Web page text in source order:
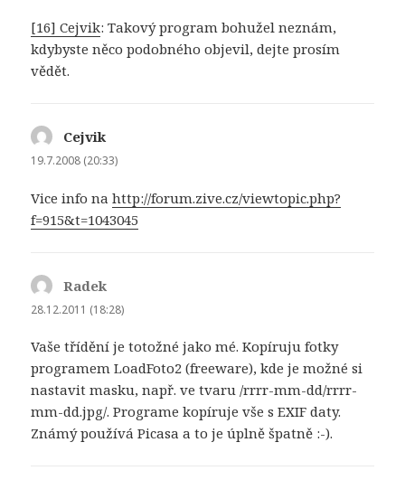
[16] Cejvik: Takový program bohužel neznám,
kdybyste něco podobného objevil, dejte prosím
vědět.
Cejviknapsal:
19.7.2008 (20:33)
Vice info nahttp://forum.zive.cz/viewtopic.php?
f=915&t=1043045
Radek
28.12.2011 (18:28)
Vaše třídění je totožné jako mé. Kopíruju fotky
programem LoadFoto2 (freeware), kde je možné si
nastavit masku, např. ve tvaru /rrrr-mm-dd/rrrr-
mm-dd.jpg/. Programe kopíruje vše s EXIF daty.
Známý používá Picasa a to je úplně špatně :-).